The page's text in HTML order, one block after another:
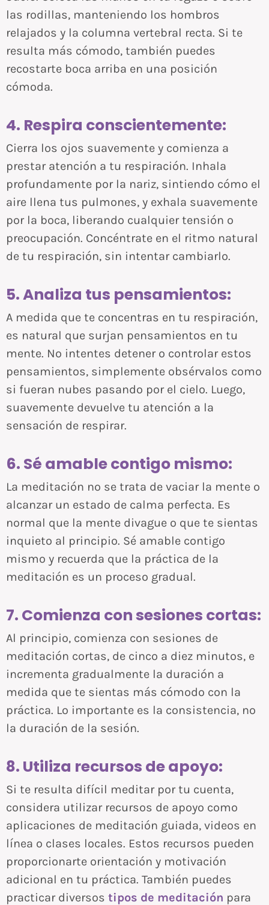
las rodillas, manteniendo los hombros
relajados y la columna vertebral recta. Si te
resulta más cómodo, también puedes
recostarte boca arriba en una posición
cómoda.
4. Respira conscientemente:
Cierra los ojos suavemente y comienza a
prestar atención a tu respiración. Inhala
profundamente por la nariz, sintiendo cómo el
aire llena tus pulmones, y exhala suavemente
por la boca, liberando cualquier tensión o
preocupación. Concéntrate en el ritmo natural
de tu respiración, sin intentar cambiarlo.
5. Analiza tus pensamientos:
A medida que te concentras en tu respiración,
es natural que surjan pensamientos en tu
mente. No intentes detener o controlar estos
pensamientos, simplemente obsérvalos como
si fueran nubes pasando por el cielo. Luego,
suavemente devuelve tu atención a la
sensación de respirar.
6. Sé amable contigo mismo:
La meditación no se trata de vaciar la mente o
alcanzar un estado de calma perfecta. Es
normal que la mente divague o que te sientas
inquieto al principio. Sé amable contigo
mismo y recuerda que la práctica de la
meditación es un proceso gradual.
7. Comienza con sesiones cortas:
Al principio, comienza con sesiones de
meditación cortas, de cinco a diez minutos, e
incrementa gradualmente la duración a
medida que te sientas más cómodo con la
práctica. Lo importante es la consistencia, no
la duración de la sesión.
8. Utiliza recursos de apoyo:
Si te resulta difícil meditar por tu cuenta,
considera utilizar recursos de apoyo como
aplicaciones de meditación guiada, videos en
línea o clases locales. Estos recursos pueden
proporcionarte orientación y motivación
adicional en tu práctica. También puedes
practicar diversos tipos de meditación para